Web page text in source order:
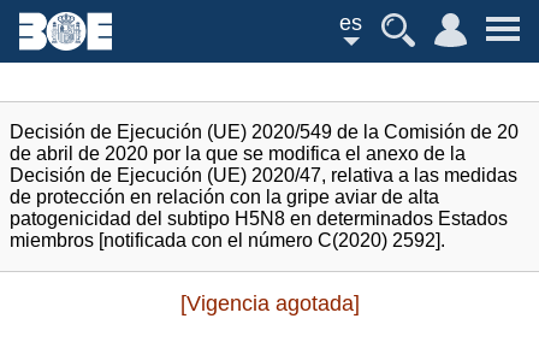
es
Decisión de Ejecución (UE) 2020/549 de la Comisión de 20
de abril de 2020 por la que se modifica el anexo de la
Decisión de Ejecución (UE) 2020/47, relativa a las medidas
de protección en relación con la gripe aviar de alta
patogenicidad del subtipo H5N8 en determinados Estados
miembros [notificada con el número C(2020) 2592].
[Vigencia agotada]